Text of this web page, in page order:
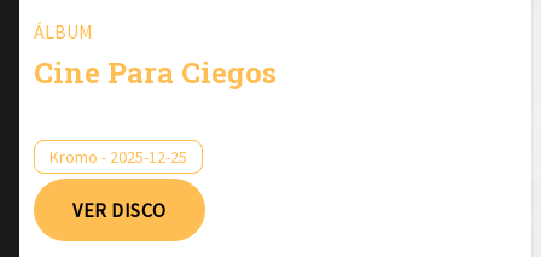
ÁLBUM
Cine Para Ciegos
Kromo - 2025-12-25
VER DISCO